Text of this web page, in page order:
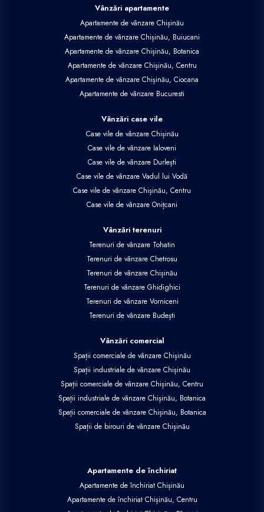
Vânzări apartamente
Apartamente de vânzare Chișinău
Apartamente de vânzare Chișinău, Buiucani
Apartamente de vânzare Chișinău, Botanica
Apartamente de vânzare Chișinău, Centru
Apartamente de vânzare Chișinău, Ciocana
Apartamente de vânzare Bucuresti
Vânzări case vile
Case vile de vânzare Chișinău
Case vile de vânzare Ialoveni
Case vile de vânzare Durlești
Case vile de vânzare Vadul lui Vodă
Case vile de vânzare Chișinău, Centru
Case vile de vânzare Onițcani
Vânzări terenuri
Terenuri de vânzare Tohatin
Terenuri de vânzare Chetrosu
Terenuri de vânzare Chișinău
Terenuri de vânzare Ghidighici
Terenuri de vânzare Vorniceni
Terenuri de vânzare Budești
Vânzări comercial
Spații comerciale de vânzare Chișinău
Spații industriale de vânzare Chișinău
Spații comerciale de vânzare Chișinău, Centru
Spații industriale de vânzare Chișinău, Botanica
Spații comerciale de vânzare Chișinău, Botanica
Spații de birouri de vânzare Chișinău
Apartamente de închiriat
Apartamente de închiriat Chișinău
Apartamente de închiriat Chișinău, Centru